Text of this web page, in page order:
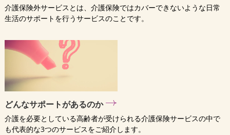
介護保険外サービスとは、介護保険ではカバーできないような日常
生活のサポートを行うサービスのことです。
どんなサポートがあるのか
介護を必要としている高齢者が受けられる介護保険サービスの中で
も代表的な3つのサービスをご紹介します。